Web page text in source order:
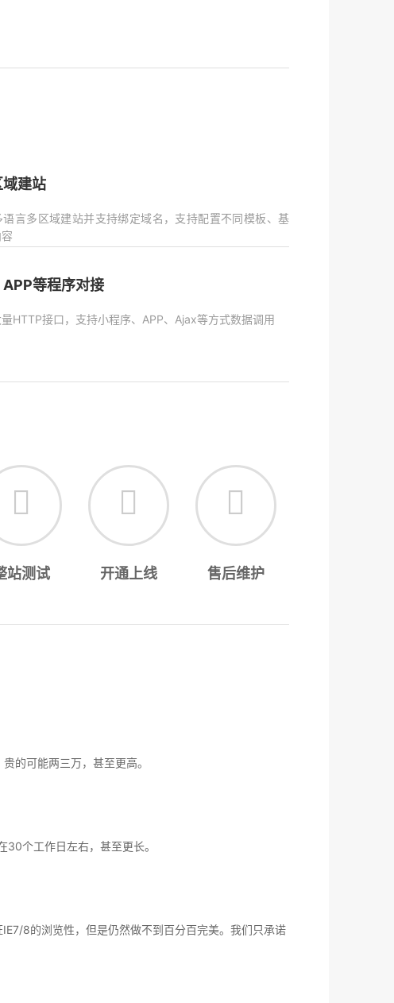
建站
语言多区域建站并支持绑定域名，支持配置不同模板、基
等程序对接
HTTP接口，支持小程序、APP、Ajax等方式数据调用
站测试 开通上线 售后维护
的可能两三万，甚至更高。
个工作日左右，甚至更长。
8的浏览性，但是仍然做不到百分百完美。我们只承诺